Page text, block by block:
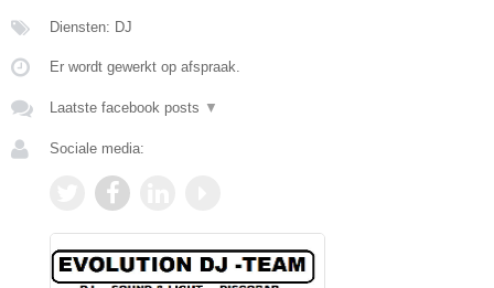
Diensten: DJ
Er wordt gewerkt op afspraak.
Laatste facebook posts ▼
Sociale media: